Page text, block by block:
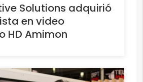
Solutions adquirió
en video
HD Amimon